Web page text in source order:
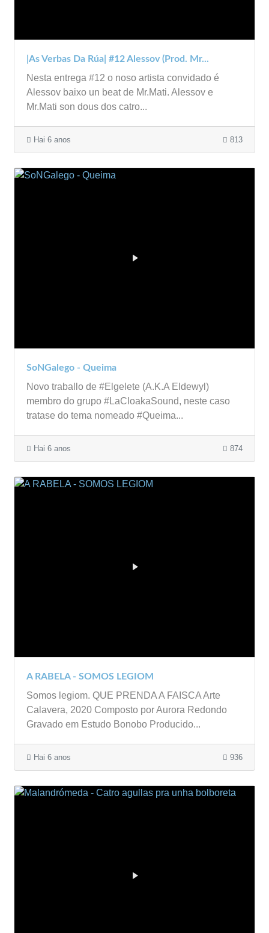
|As Verbas Da Rúa| #12 Alessov (Prod. Mr...
Nesta entrega #12 o noso artista convidado é
Alessov baixo un beat de Mr.Mati. Alessov e
Mr.Mati son dous dos catro...
Hai 6 anos 813
SoNGalego - Queima
Novo traballo de #Elgelete (A.K.A Eldewyl)
membro do grupo #LaCloakaSound, neste caso
tratase do tema nomeado #Queima...
Hai 6 anos 874
A RABELA - SOMOS LEGIOM
Somos legiom. QUE PRENDA A FAISCA Arte
Calavera, 2020 Composto por Aurora Redondo
Gravado em Estudo Bonobo Producido...
Hai 6 anos 936